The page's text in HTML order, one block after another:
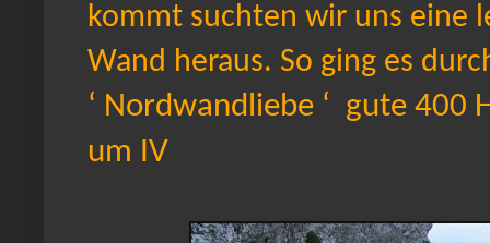
kommt suchten wir uns eine
Wand heraus. So ging es
‘ Nordwandliebe ‘ gute 400
um IV